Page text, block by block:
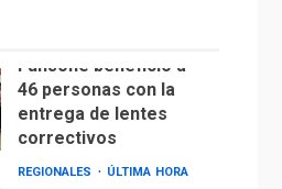
Funsone benefició a
46 personas con la
entrega de lentes
correctivos
REGIONALES ÚLTIMA HORA